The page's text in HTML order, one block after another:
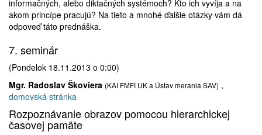
informačných, alebo diktačných systémoch? Kto ich vyvíja a na
akom princípe pracujú? Na tieto a mnohé ďalšie otázky vám dá
odpoveď táto prednáška.
7. seminár
(Pondelok 18.11.2013 o 0:00)
Mgr. Radoslav Škoviera (KAI FMFI UK a Ústav merania SAV) ,
domovská stránka
Rozpoznávanie obrazov pomocou hierarchickej
časovej pamäte